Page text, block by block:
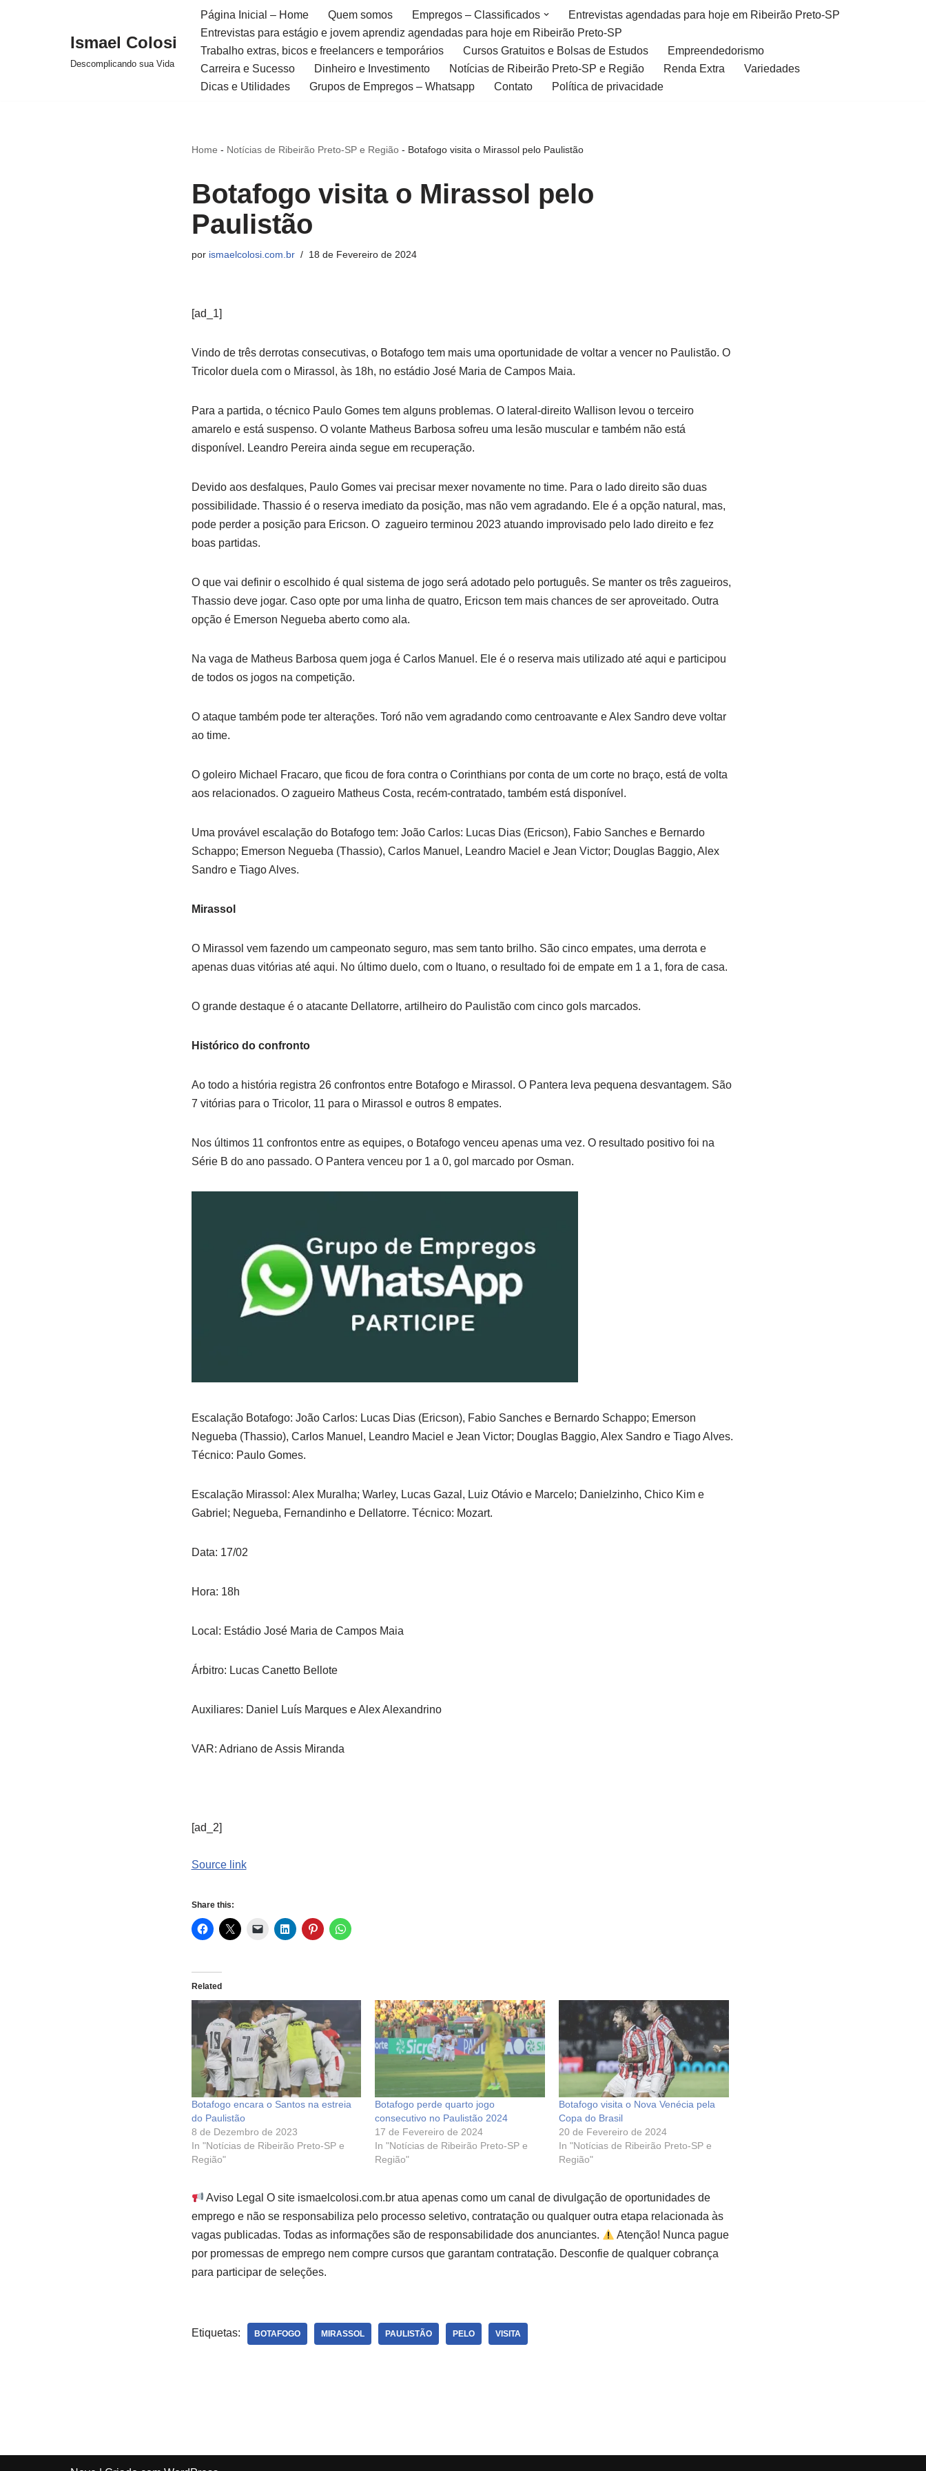
Ismael Colosi
Descomplicando sua Vida
Página Inicial – Home Quem somos Empregos – Classificados
Entrevistas agendadas para hoje em Ribeirão Preto-SP
Entrevistas para estágio e jovem aprendiz agendadas para hoje em Ribeirão Preto-SP
Trabalho extras, bicos e freelancers e temporários
Cursos Gratuitos e Bolsas de Estudos
Empreendedorismo
Carreira e Sucesso
Dinheiro e Investimento Notícias de Ribeirão Preto-SP e Região Renda Extra
Variedades
Dicas e Utilidades
Grupos de Empregos – Whatsapp Contato Política de privacidade
Home - Notícias de Ribeirão Preto-SP e Região- Botafogo visita o Mirassol pelo Paulistão
Botafogo visita o Mirassol pelo
Paulistão
por ismaelcolosi.com.br 18 de Fevereiro de 2024
[ad_1]
Vindo de três derrotas consecutivas, o Botafogo tem mais uma oportunidade de voltar a vencer no Paulistão. O
Tricolor duela com o Mirassol, às 18h, no estádio José Maria de Campos Maia.
Para a partida, o técnico Paulo Gomes tem alguns problemas. O lateral-direito Wallison levou o terceiro
amarelo e está suspenso. O volante Matheus Barbosa sofreu uma lesão muscular e também não está
disponível. Leandro Pereira ainda segue em recuperação.
Devido aos desfalques, Paulo Gomes vai precisar mexer novamente no time. Para o lado direito são duas
possibilidade. Thassio é o reserva imediato da posição, mas não vem agradando. Ele é a opção natural, mas,
pode perder a posição para Ericson. O zagueiro terminou 2023 atuando improvisado pelo lado direito e fez
boas partidas.
O que vai definir o escolhido é qual sistema de jogo será adotado pelo português. Se manter os três zagueiros,
Thassio deve jogar. Caso opte por uma linha de quatro, Ericson tem mais chances de ser aproveitado. Outra
opção é Emerson Negueba aberto como ala.
Na vaga de Matheus Barbosa quem joga é Carlos Manuel. Ele é o reserva mais utilizado até aqui e participou
de todos os jogos na competição.
O ataque também pode ter alterações. Toró não vem agradando como centroavante e Alex Sandro deve voltar
ao time.
O goleiro Michael Fracaro, que ficou de fora contra o Corinthians por conta de um corte no braço, está de volta
aos relacionados. O zagueiro Matheus Costa, recém-contratado, também está disponível.
Uma provável escalação do Botafogo tem: João Carlos: Lucas Dias (Ericson), Fabio Sanches e Bernardo
Schappo; Emerson Negueba (Thassio), Carlos Manuel, Leandro Maciel e Jean Victor; Douglas Baggio, Alex
Sandro e Tiago Alves.
Mirassol
O Mirassol vem fazendo um campeonato seguro, mas sem tanto brilho. São cinco empates, uma derrota e
apenas duas vitórias até aqui. No último duelo, com o Ituano, o resultado foi de empate em 1 a 1, fora de casa.
O grande destaque é o atacante Dellatorre, artilheiro do Paulistão com cinco gols marcados.
Histórico do confronto
Ao todo a história registra 26 confrontos entre Botafogo e Mirassol. O Pantera leva pequena desvantagem. São
7 vitórias para o Tricolor, 11 para o Mirassol e outros 8 empates.
Nos últimos 11 confrontos entre as equipes, o Botafogo venceu apenas uma vez. O resultado positivo foi na
Série B do ano passado. O Pantera venceu por 1 a 0, gol marcado por Osman.
Escalação Botafogo: João Carlos: Lucas Dias (Ericson), Fabio Sanches e Bernardo Schappo; Emerson
Negueba (Thassio), Carlos Manuel, Leandro Maciel e Jean Victor; Douglas Baggio, Alex Sandro e Tiago Alves.
Técnico: Paulo Gomes.
Escalação Mirassol: Alex Muralha; Warley, Lucas Gazal, Luiz Otávio e Marcelo; Danielzinho, Chico Kim e
Gabriel; Negueba, Fernandinho e Dellatorre. Técnico: Mozart.
Data: 17/02
Hora: 18h
Local: Estádio José Maria de Campos Maia
Árbitro: Lucas Canetto Bellote
Auxiliares: Daniel Luís Marques e Alex Alexandrino
VAR: Adriano de Assis Miranda
[ad_2]
Source link
Share this:
Related
Botafogo encara o Santos na estreia
do Paulistão
8 de Dezembro de 2023
In "Notícias de Ribeirão Preto-SP e
Região"
Botafogo perde quarto jogo
consecutivo no Paulistão 2024
17 de Fevereiro de 2024
In "Notícias de Ribeirão Preto-SP e
Região"
Botafogo visita o Nova Venécia pela
Copa do Brasil
20 de Fevereiro de 2024
In "Notícias de Ribeirão Preto-SP e
Região"
Aviso Legal O site ismaelcolosi.com.br atua apenas como um canal de divulgação de oportunidades de
emprego e não se responsabiliza pelo processo seletivo, contratação ou qualquer outra etapa relacionada às
vagas publicadas. Todas as informações são de responsabilidade dos anunciantes.
Atenção! Nunca pague
por promessas de emprego nem compre cursos que garantam contratação. Desconfie de qualquer cobrança
para participar de seleções.
Etiquetas: BOTAFOGO MIRASSOL PAULISTÃO PELO VISITA